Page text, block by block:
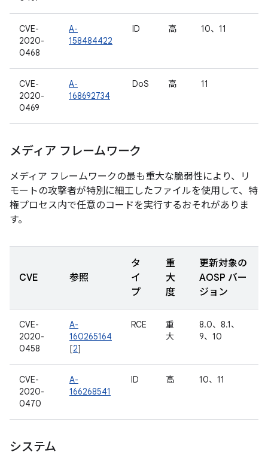
CVE-
2020-
0468
A-
158484422
ID 高 10、11
CVE-
2020-
0469
A-
168692734
DoS 高 11
メディア フレームワーク
メディア フレームワークの最も重大な脆弱性により、リ
モートの攻撃者が特別に細工したファイルを使用して、特
権プロセス内で任意のコードを実行するおそれがありま
す。
CVE 参照
タ
イ
プ
重
大
度
更新対象の
AOSP バー
ジョン
CVE-
2020-
0458
A-
160265164
[2]
RCE
重
大
8.0、8.1、
9、10
CVE-
2020-
0470
A-
166268541
ID 高 10、11
システム